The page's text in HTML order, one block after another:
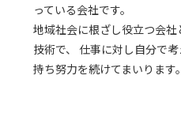
っている会社です。
地域社会に根ざし役立つ会
技術で、
仕事に対し自分で
持ち努力を続けてまいります。